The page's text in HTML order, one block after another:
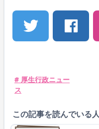
# 厚生行政ニュー
ス
この記事を読んでいる